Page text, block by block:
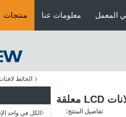
منتجات معلومات عنا المعمل
الحائط
الكل في واحد
تفاصيل المنتج: